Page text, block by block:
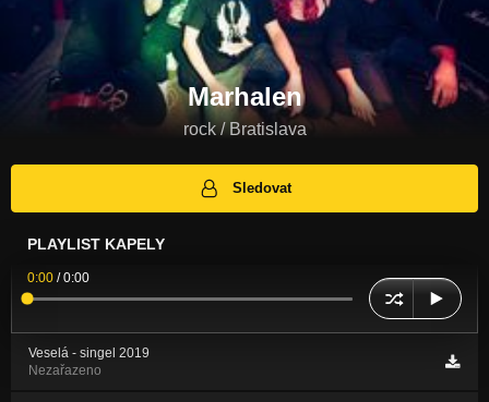
Marhalen
rock / Bratislava
Sledovat
PLAYLIST KAPELY
0:00 /0:00
Veselá - singel 2019
Nezařazeno